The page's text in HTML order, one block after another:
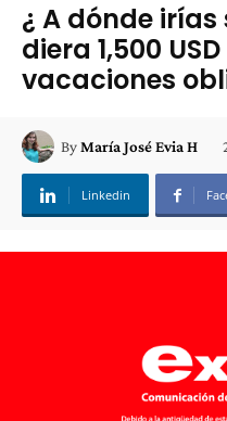
¿ A dónde
diera 1,500
vacaciones
ByMaría José Evia H
Linkedin